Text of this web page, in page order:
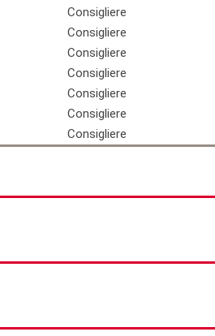
Consigliere
Consigliere
Consigliere
Consigliere
Consigliere
Consigliere
Consigliere